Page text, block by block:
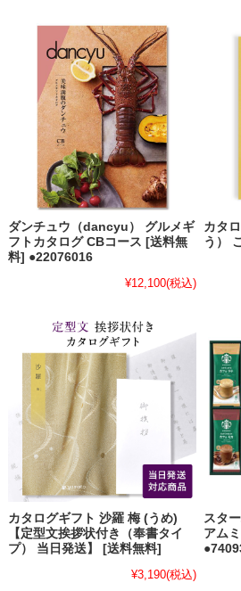
ダンチュウ（dancyu） グルメギ
フトカタログ CBコース [送料無
料] ●22076016
¥12,100(税込)
カタ
う）
カタログギフト 沙羅 梅 (うめ)
【定型文挨拶状付き（奉書タイ
プ） 当日発送】 [送料無料]
¥3,190(税込)
スタ
アム